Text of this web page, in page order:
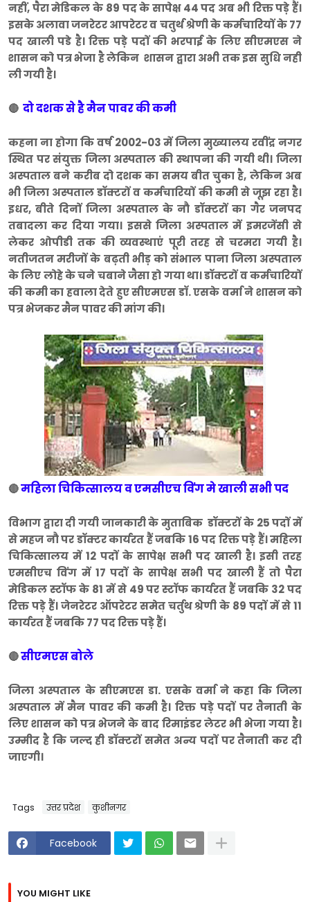
नहीं, पैरा मेडिकल के 89 पद के सापेक्ष 44 पद अब भी रिक्त पड़े हैं।
इसके अलावा जनरेटर आपरेटर व चतुर्थ श्रेणी के कर्मचारियों के 77
पद खाली पडे है। रिक्त पड़े पदों की भरपाई के लिए सीएमएस ने
शासन को पत्र भेजा है लेकिन शासन द्वारा अभी तक इस सुधि नही
ली गयी है।
🔴 दो दशक से है मैन पावर की कमी
कहना ना होगा कि वर्ष 2002-03 में जिला मुख्यालय रवींद्र नगर
स्थित पर संयुक्त जिला अस्पताल की स्थापना की गयी थी। जिला
अस्पताल बने करीब दो दशक का समय बीत चुका है, लेकिन अब
भी जिला अस्पताल डॉक्टरों व कर्मचारियों की कमी से जूझ रहा है।
इधर, बीते दिनों जिला अस्पताल के नौ डॉक्टरों का गैर जनपद
तबादला कर दिया गया। इससे जिला अस्पताल में इमरजेंसी से
लेकर ओपीडी तक की व्यवस्थाएं पूरी तरह से चरमरा गयी है।
नतीजतन मरीजों के बढ़ती भीड़ को संभाल पाना जिला अस्पताल
के लिए लोहे के चने चबाने जैसा हो गया था। डॉक्टरों व कर्मचारियों
की कमी का हवाला देते हुए सीएमएस डॉ. एसके वर्मा ने शासन को
पत्र भेजकर मैन पावर की मांग की।
🔴महिला चिकित्सालय व एमसीएच विंग मे खाली सभी पद
विभाग द्वारा दी गयी जानकारी के मुताबिक डॉक्टरों के 25 पदों में
से महज नौ पर डॉक्टर कार्यरत हैं जबकि 16 पद रिक्त पड़े हैं। महिला
चिकित्सालय में 12 पदों के सापेक्ष सभी पद खाली है। इसी तरह
एमसीएच विंग में 17 पदों के सापेक्ष सभी पद खाली हैं तो पैरा
मेडिकल स्टॉफ के 81 में से 49 पर स्टॉफ कार्यरत हैं जबकि 32 पद
रिक्त पड़े हैं। जेनरेटर ऑपरेटर समेत चर्तुथ श्रेणी के 89 पदों में से 11
कार्यरत हैं जबकि 77 पद रिक्त पड़े हैं।
🔴सीएमएस बोले
जिला अस्पताल के सीएमएस डा. एसके वर्मा ने कहा कि जिला
अस्पताल में मैन पावर की कमी है। रिक्त पड़े पदों पर तैनाती के
लिए शासन को पत्र भेजने के बाद रिमाइंडर लेटर भी भेजा गया है।
उम्मीद है कि जल्द ही डॉक्टरों समेत अन्य पदों पर तैनाती कर दी
जाएगी।
Tags उत्तर प्रदेश कुशीनगर
Facebook
YOU MIGHT LIKE